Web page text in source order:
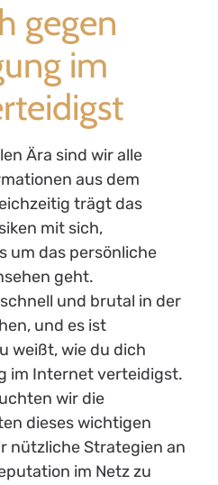
gegen
im
Ära sind wir alle
aus dem
trägt das
mit sich,
um das persönliche
geht.
und brutal in der
und es ist
weißt, wie du dich
im Internet verteidigst.
wir die
dieses wichtigen
nützliche Strategien an
im Netz zu